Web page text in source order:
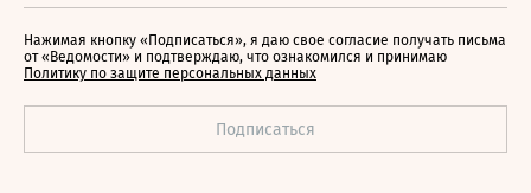
Нажимая кнопку «Подписаться», я даю свое согласие получать письма
от «Ведомости» и подтверждаю, что ознакомился и принимаю
Политику по защите персональных данных